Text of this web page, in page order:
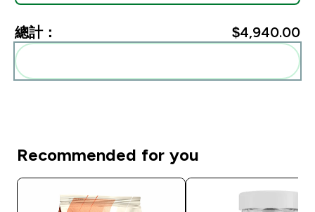
總計： $4,940.00‎
Recommended for you